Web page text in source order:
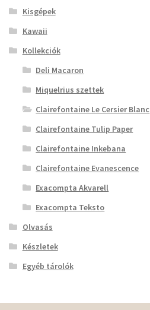
Kisgépek
Kawaii
Kollekciók
Deli Macaron
Miquelrius szettek
Clairefontaine Le Cersier Blanc
Clairefontaine Tulip Paper
Clairefontaine Inkebana
Clairefontaine Evanescence
Exacompta Akvarell
Exacompta Teksto
Olvasás
Készletek
Egyéb tárolók